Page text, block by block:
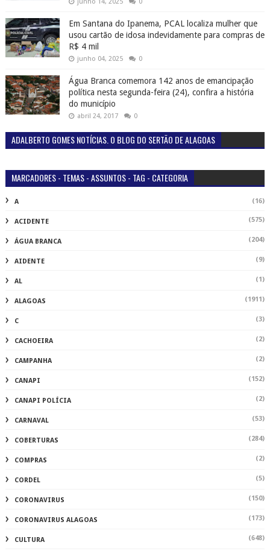
junho 14, 2025 0
Em Santana do Ipanema, PCAL localiza mulher que
usou cartão de idosa indevidamente para compras de
R$ 4 mil
junho 04, 2025 0
Água Branca comemora 142 anos de emancipação
política nesta segunda-feira (24), confira a história
do município
abril 24, 2017 0
ADALBERTO GOMES NOTÍCIAS. O BLOG DO SERTÃO DE ALAGOAS
MARCADORES - TEMAS - ASSUNTOS - TAG - CATEGORIA
A (16)
ACIDENTE (575)
ÁGUA BRANCA (204)
AIDENTE (9)
AL (1)
ALAGOAS (1911)
C (3)
CACHOEIRA (2)
CAMPANHA (2)
CANAPI (152)
CANAPI POLÍCIA (2)
CARNAVAL (53)
COBERTURAS (284)
COMPRAS (2)
CORDEL (5)
CORONAVIRUS (150)
CORONAVIRUS ALAGOAS (173)
CULTURA (648)